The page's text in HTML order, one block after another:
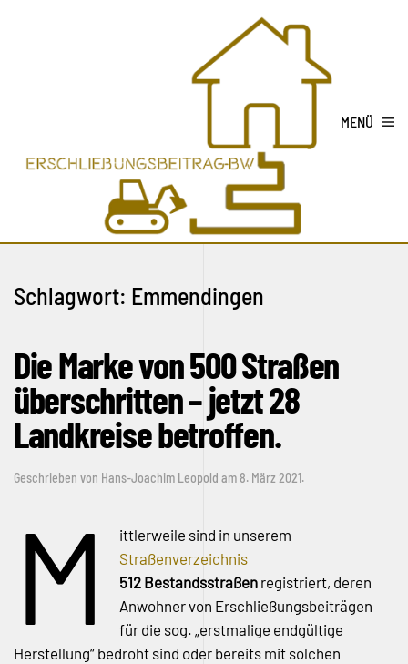
MENÜ
Schlagwort: Emmendingen
Die Marke von 500 Straßen
überschritten – jetzt 28
Landkreise betroffen.
Geschrieben von Hans-Joachim Leopold am8. März 2021.
M
ittlerweile sind in unserem
Straßenverzeichnis
512 Bestandsstraßen registriert, deren
Anwohner von Erschließungsbeiträgen
für die sog. „erstmalige endgültige
Herstellung“ bedroht sind oder bereits mit solchen